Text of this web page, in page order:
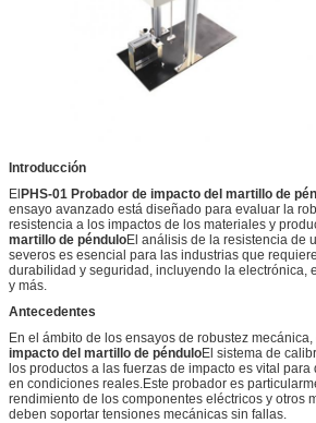
Introducción
ElPHS-01 Probador de impacto del martillo de
ensayo avanzado está diseñado para evaluar la
resistencia a los impactos de los materiales y
martillo de pénduloEl análisis de la resistencia de
severos es esencial para las industrias que
durabilidad y seguridad, incluyendo la electrónica,
y más.
Antecedentes
En el ámbito de los ensayos de robustez mecánica,
impacto del martillo de pénduloEl sistema de
los productos a las fuerzas de impacto es vital
en condiciones reales.Este probador es
rendimiento de los componentes eléctricos y otros
deben soportar tensiones mecánicas sin fallas.